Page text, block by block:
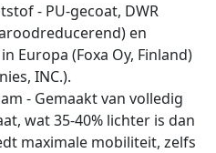
- PU-gecoat, DWR
en
Europa (Foxa Oy, Finland)
INC.).
- Gemaakt van volledig
wat 35-40% lichter is dan
maximale mobiliteit, zelfs